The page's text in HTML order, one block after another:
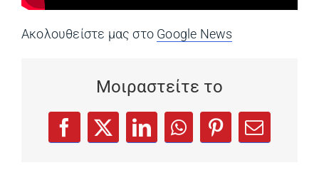
Ακολουθείστε μας στο Google News
Μοιραστείτε το
Facebook
(opens in a new tab)
X
(opens in a new tab)
LinkedIn
(opens in a new tab)
WhatsApp
(opens in a new tab)
Pinterest
(opens in a
Email